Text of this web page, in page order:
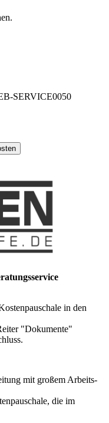
SERVICE0050
in den
"Dokumente"
mit großem Arbeits-
die im